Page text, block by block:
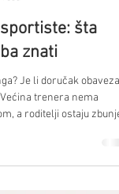
šta
znati
Je li doručak
trenera nema